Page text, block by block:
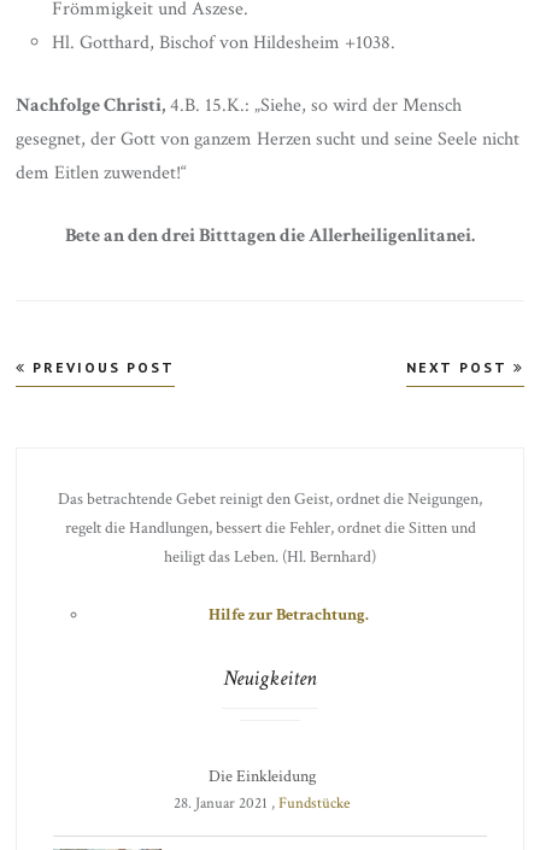
Frömmigkeit und Aszese.
Hl. Gotthard, Bischof von Hildesheim +1038.
Nachfolge Christi,4.B. 15.K.: „Siehe, so wird der Mensch
gesegnet, der Gott von ganzem Herzen sucht und seine Seele nicht
dem Eitlen zuwendet!“
Bete an den drei Bitttagen die Allerheiligenlitanei.
Beitragsnavigation
PREVIOUS POST NEXT POST
Das betrachtende Gebet reinigt den Geist, ordnet die Neigungen,
regelt die Handlungen, bessert die Fehler, ordnet die Sitten und
heiligt das Leben. (Hl. Bernhard)
Hilfe zur Betrachtung.
Neuigkeiten
Die Einkleidung
28. Januar 2021 ,Fundstücke